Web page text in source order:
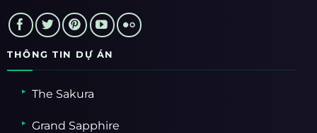
THÔNG TIN DỰ ÁN
The Sakura
Grand Sapphire